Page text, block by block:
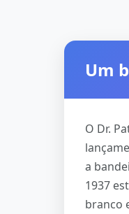
Um
O Dr.
a
1937
branco